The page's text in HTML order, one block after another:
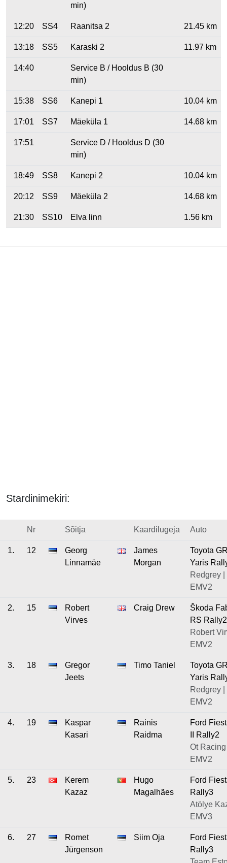
min)
12:20 SS4 Raanitsa 2 21.45 km
13:18 SS5 Karaski 2 11.97 km
14:40
Service B / Hooldus B (30
min)
15:38 SS6 Kanepi 1 10.04 km
17:01 SS7 Mäeküla 1 14.68 km
17:51
Service D / Hooldus D (30
min)
18:49 SS8 Kanepi 2 10.04 km
20:12 SS9 Mäeküla 2 14.68 km
21:30 SS10 Elva linn 1.56 km
Stardinimekiri:
Nr Sõitja Kaardilugeja Auto
1. 12
Georg
Linnamäe
James
Morgan
Toyota
Yaris
Redgrey |
EMV2
2. 15
Robert
Virves
Craig Drew
Škoda
RS Rally2
Robert
EMV2
3. 18
Gregor
Jeets
Timo Taniel
Toyota
Yaris
Redgrey |
EMV2
4. 19
Kaspar
Kasari
Rainis
Raidma
Ford
II Rally2
Ot
EMV2
5. 23
Kerem
Kazaz
Hugo
Magalhães
Ford
Rally3
Atölye
EMV3
6. 27
Romet
Jürgenson
Siim Oja
Ford
Rally3